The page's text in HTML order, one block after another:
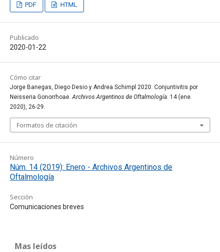
PDF HTML
Publicado
2020-01-22
Cómo citar
Jorge Banegas, Diego Desio y Andrea Schimpl 2020. Conjuntivitis por
Neisseria Gonorrhoae.Archivos Argentinos de Oftalmología. 14 (ene.
2020), 26-29.
Formatos de citación
Número
Núm. 14 (2019): Enero - Archivos Argentinos de
Oftalmología
Sección
Comunicaciones breves
Mas leídos